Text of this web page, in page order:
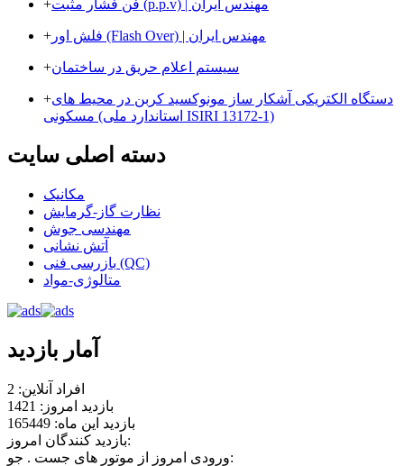
+ فن فشار مثبت (p.p.v) | مهندس ایران
+ فلش اور (Flash Over) | مهندس ایران
+سیستم اعلام حریق در ساختمان
+دستگاه الکتریکی آشکار ساز مونوکسید کربن در محیط های
مسکونی (استاندارد ملی ISIRI 13172-1)
دسته اصلی سایت
مکانیک
نظارت گاز-گرمایش
مهندسی جوش
آتش نشانی
بازرسی فنی (QC)
متالوژی-مواد
آمار بازدید
افراد آنلاین: 2
بازدید امروز: 1421
بازدید این ماه: 165449
بازدید کنندگان امروز:
ورودی امروز از موتور های جست . جو: